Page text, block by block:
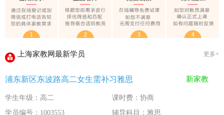
教员首次给家长打电话注意事项 2016-11-15
上海家教网教员首次上门试教注意事项 2016-11-15
上海家教网注册协议 2016-11-15
上海家教网大学生做家教安全须知！
全国教师管理信息系统明年启用
上海家教网最新学员 更多+
浦东新区东波路高二女生需补习雅思 新家教
学生年级：高二
课时费：协商
学员编号：1003553
辅导科目：雅思